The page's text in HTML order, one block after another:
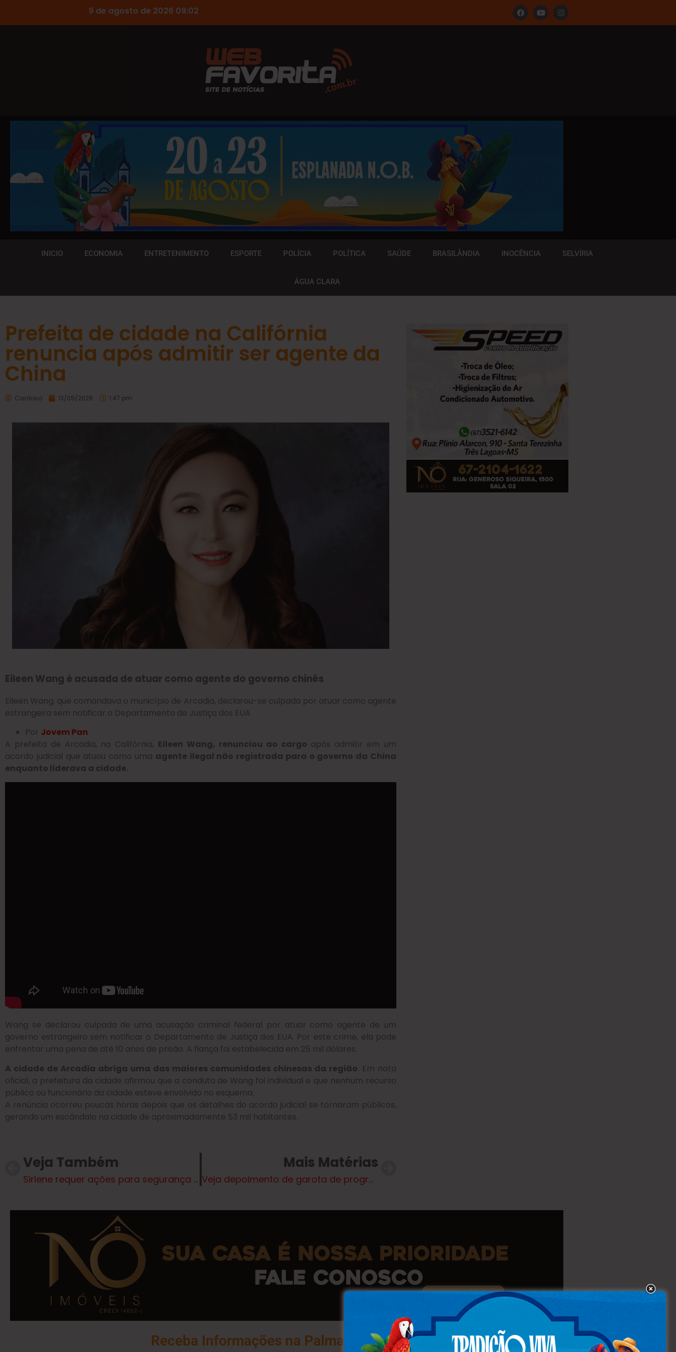
9 de agosto de 2026 09:02
INICIO ECONOMIA ENTRETENIMENTO ESPORTE POLÍCIA POLÍTICA SAÚDE BRASILÂNDIA INOCÊNCIA SELVÍRIA
ÁGUA CLARA
Prefeita de cidade na Califórnia
renuncia após admitir ser agente da
China
Cardoso 13/05/2026 1:47 pm
Eileen Wang é acusada de atuar como agente do governo chinês
Eileen Wang, que comandava o município de Arcadia, declarou-se culpada por atuar como agente
estrangeira sem notificar o Departamento de Justiça dos EUA
Por Jovem Pan
A prefeita de Arcadia, na Califórnia, Eileen Wang, renunciou ao cargo após admitir em um
acordo judicial que atuou como uma agente ilegal não registrada para o governo da China
enquanto liderava a cidade.
Wang se declarou culpada de uma acusação criminal federal por atuar como agente de um
governo estrangeiro sem notificar o Departamento de Justiça dos EUA. Por este crime, ela pode
enfrentar uma pena de até 10 anos de prisão. A fiança foi estabelecida em 25 mil dólares.
A cidade de Arcadia abriga uma das maiores comunidades chinesas da região. Em nota
oficial, a prefeitura da cidade afirmou que a conduta de Wang foi individual e que nenhum recurso
público ou funcionário da cidade esteve envolvido no esquema.
A renúncia ocorreu poucas horas depois que os detalhes do acordo judicial se tornaram públicos,
gerando um escândalo na cidade de aproximadamente 53 mil habitantes.
Veja Também
Sirlene requer ações para segurança no trânsito e melhorias em espaços públicos
Mais Matérias
Veja depoimento de garota de programa sobre homem morto durante sexo. Vídeo
Receba Informações na Palma da Sua Mão